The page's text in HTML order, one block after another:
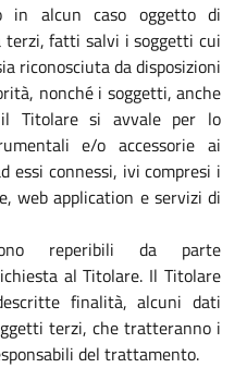
alcun caso oggetto di
terzi, fatti salvi i soggetti cui
riconosciuta da disposizioni
nonché i soggetti, anche
Titolare si avvale per lo
e/o accessorie ai
essi connessi, ivi compresi i
web application e servizi di
reperibili da parte
al Titolare. Il Titolare
finalità, alcuni dati
terzi, che tratteranno i
del trattamento.